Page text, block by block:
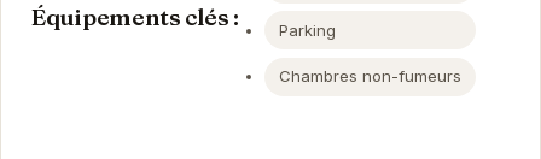
Équipements clés : Parking
Chambres non-fumeurs